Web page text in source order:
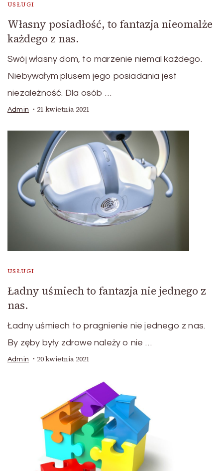
USŁUGI
Własny posiadłość, to fantazja nieomalże
każdego z nas.
Swój własny dom, to marzenie niemal każdego.
Niebywałym plusem jego posiadania jest
niezależność. Dla osób …
Admin 21 kwietnia 2021
USŁUGI
Ładny uśmiech to fantazja nie jednego z
nas.
Ładny uśmiech to pragnienie nie jednego z nas.
By zęby były zdrowe należy o nie …
Admin 20 kwietnia 2021